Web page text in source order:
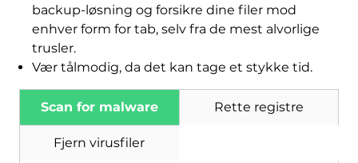
backup-løsning og forsikre dine filer mod
enhver form for tab, selv fra de mest alvorlige
trusler.
Vær tålmodig, da det kan tage et stykke tid.
Scan for malware Rette registre
Fjern virusfiler